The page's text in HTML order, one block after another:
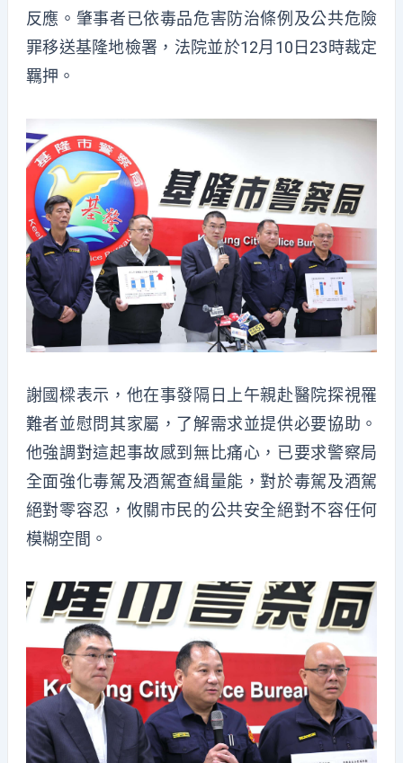
反應。肇事者已依毒品危害防治條例及公共危險
罪移送基隆地檢署，法院並於12月10日23時裁定
羈押。
謝國樑表示，他在事發隔日上午親赴醫院探視罹
難者並慰問其家屬，了解需求並提供必要協助。
他強調對這起事故感到無比痛心，已要求警察局
全面強化毒駕及酒駕查緝量能，對於毒駕及酒駕
絕對零容忍，攸關市民的公共安全絕對不容任何
模糊空間。